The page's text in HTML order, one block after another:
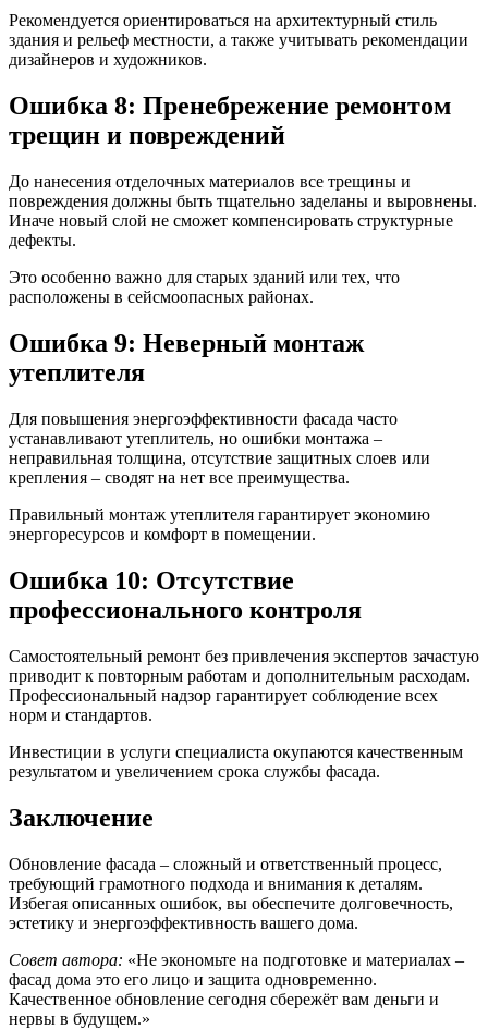
Рекомендуется ориентироваться на архитектурный стиль
здания и рельеф местности, а также учитывать рекомендации
дизайнеров и художников.
Ошибка 8: Пренебрежение ремонтом
трещин и повреждений
До нанесения отделочных материалов все трещины и
повреждения должны быть тщательно заделаны и выровнены.
Иначе новый слой не сможет компенсировать структурные
дефекты.
Это особенно важно для старых зданий или тех, что
расположены в сейсмоопасных районах.
Ошибка 9: Неверный монтаж
утеплителя
Для повышения энергоэффективности фасада часто
устанавливают утеплитель, но ошибки монтажа –
неправильная толщина, отсутствие защитных слоев или
крепления – сводят на нет все преимущества.
Правильный монтаж утеплителя гарантирует экономию
энергоресурсов и комфорт в помещении.
Ошибка 10: Отсутствие
профессионального контроля
Самостоятельный ремонт без привлечения экспертов зачастую
приводит к повторным работам и дополнительным расходам.
Профессиональный надзор гарантирует соблюдение всех
норм и стандартов.
Инвестиции в услуги специалиста окупаются качественным
результатом и увеличением срока службы фасада.
Заключение
Обновление фасада – сложный и ответственный процесс,
требующий грамотного подхода и внимания к деталям.
Избегая описанных ошибок, вы обеспечите долговечность,
эстетику и энергоэффективность вашего дома.
Совет автора: «Не экономьте на подготовке и материалах –
фасад дома это его лицо и защита одновременно.
Качественное обновление сегодня сбережёт вам деньги и
нервы в будущем.»